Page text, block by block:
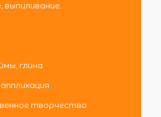
выпиливание
глина
творчество